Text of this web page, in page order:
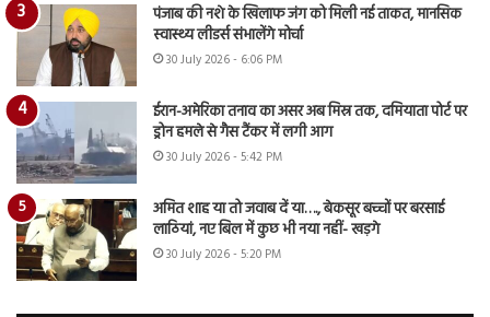
पंजाब की नशे के खिलाफ जंग को मिली नई ताकत, मानसिक
स्वास्थ्य लीडर्स संभालेंगे मोर्चा
30 July 2026 - 6:06 PM
ईरान-अमेरिका तनाव का असर अब मिस्र तक, दमियाता पोर्ट पर
ड्रोन हमले से गैस टैंकर में लगी आग
30 July 2026 - 5:42 PM
अमित शाह या तो जवाब दें या…., बेकसूर बच्चों पर बरसाई
लाठियां, नए बिल में कुछ भी नया नहीं- खड़गे
30 July 2026 - 5:20 PM